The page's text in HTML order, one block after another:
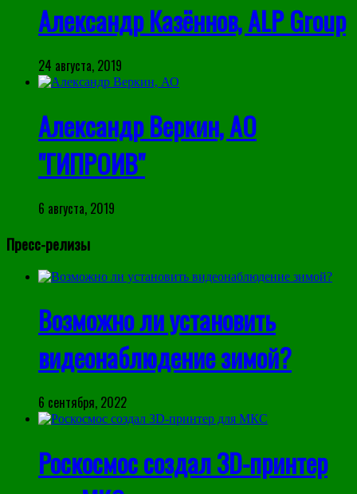
Александр Казённов, ALP Group
24 августа, 2019
Александр Веркин, АО
"ГИПРОИВ"
6 августа, 2019
Пресс-релизы
Возможно ли установить
видеонаблюдение зимой?
6 сентября, 2022
Роскосмос создал 3D-принтер